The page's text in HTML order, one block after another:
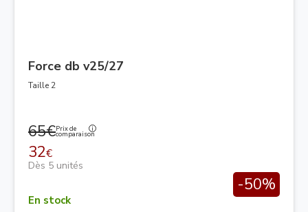
Force db v25/27
Taille 2
65€Prix de
comparaison
32€
Dès 5 unités
-50%
En stock